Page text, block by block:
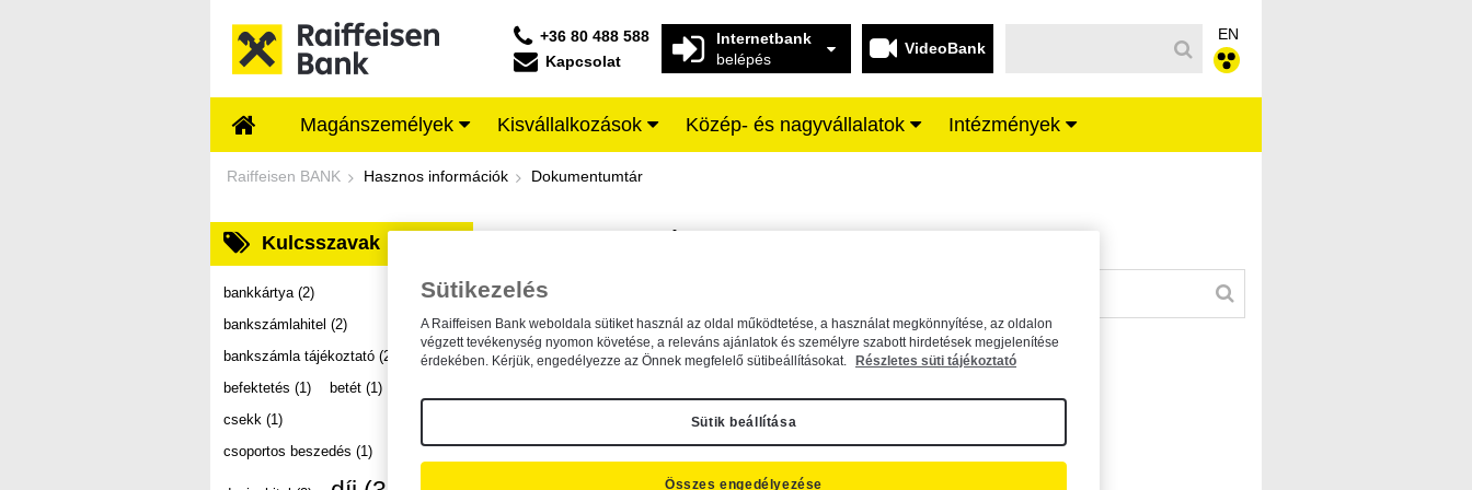
+36 80 488 588
Kapcsolat
Internetbank
belépés
VideoBank
EN
Magánszemélyek Kisvállalkozások Közép- és nagyvállalatok Intézmények
Dokumentumtár - Raiffeisen BANK
Raiffeisen BANK Hasznos információk Dokumentumtár
Kulcsszavak
bankkártya (2)
bankszámlahitel (2)
bankszámla tájékoztató (2)
befektetés (1) betét (1)
csekk (1)
csoportos beszedés (1)
A dokumentum kereséséhez kérjük, írja be a keresőszót a mezőbe.
Sütikezelés
A Raiffeisen Bank weboldala sütiket használ az oldal működtetése, a használat megkönnyítése, az oldalon
végzett tevékenység nyomon követése, a releváns ajánlatok és személyre szabott hirdetések megjelenítése
érdekében. Kérjük, engedélyezze az Önnek megfelelő sütibeállításokat.
Részletes süti tájékoztató
Sütik beállítása
Összes engedélyezése